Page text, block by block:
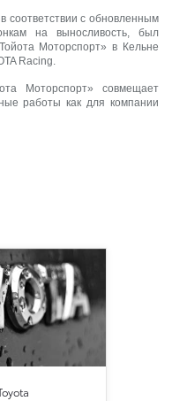
соответствии с обновленным
на выносливость, был
Моторспорт» в Кельне
Racing.
Моторспорт» совмещает
работы как для компании